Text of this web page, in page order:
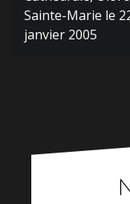
de
l’article
Sainte-Marie le
janvier 2005